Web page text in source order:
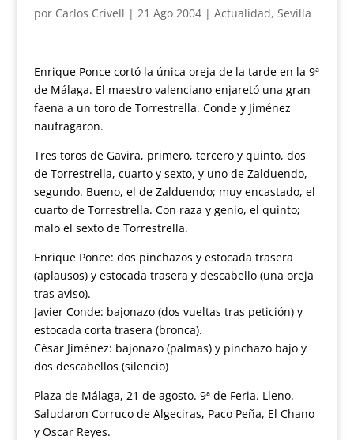
por Carlos Crivell | 21 Ago 2004| Actualidad, Sevilla
Enrique Ponce cortó la única oreja de la tarde en la 9ª
de Málaga. El maestro valenciano enjaretó una gran
faena a un toro de Torrestrella. Conde y Jiménez
naufragaron.
Tres toros de Gavira, primero, tercero y quinto, dos
de Torrestrella, cuarto y sexto, y uno de Zalduendo,
segundo. Bueno, el de Zalduendo; muy encastado, el
cuarto de Torrestrella. Con raza y genio, el quinto;
malo el sexto de Torrestrella.
Enrique Ponce: dos pinchazos y estocada trasera
(aplausos) y estocada trasera y descabello (una oreja
tras aviso).
Javier Conde: bajonazo (dos vueltas tras petición) y
estocada corta trasera (bronca).
César Jiménez: bajonazo (palmas) y pinchazo bajo y
dos descabellos (silencio)
Plaza de Málaga, 21 de agosto. 9ª de Feria. Lleno.
Saludaron Corruco de Algeciras, Paco Peña, El Chano
y Oscar Reyes.